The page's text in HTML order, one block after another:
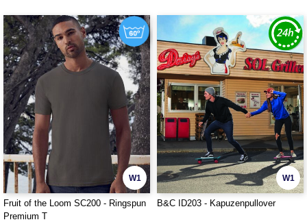
W1
Fruit of the Loom SC200 - Ringspun
Premium T
W1
B&C ID203 - Kapuzenpullover